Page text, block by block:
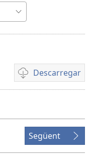
Descarregar
Opcions
de
vídeo
Següent